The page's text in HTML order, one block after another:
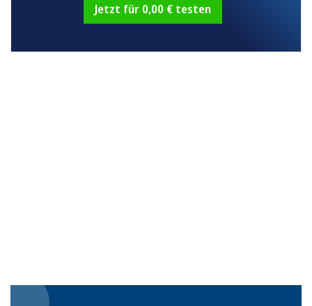
Jetzt für 0,00 € testen